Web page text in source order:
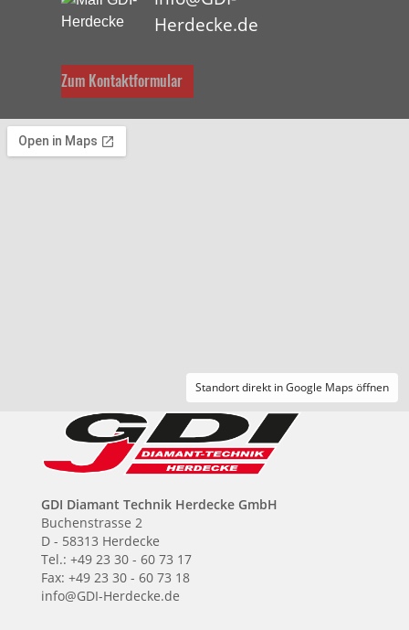
Herdecke.de
Zum Kontaktformular
Standort direkt in Google Maps öffnen
GDI Diamant Technik Herdecke GmbH
Buchenstrasse 2
D - 58313 Herdecke
Tel.: +49 23 30 - 60 73 17
Fax: +49 23 30 - 60 73 18
info@GDI-Herdecke.de